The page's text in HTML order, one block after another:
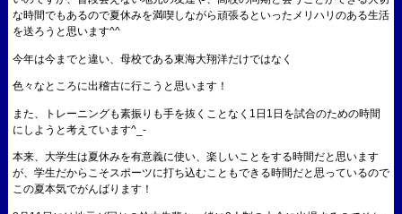
な時間でもあるので夏休みを満喫しながら頑張るといったメリハリのある生活
を送ろうと思います^^
今年は今までと違い、母校である東海大翔洋だけではなく
色々なところに出稽古に行こうと思います！
また、トレーニングも素振りも手を抜くことなく1日1日を試合のための時間
にしようと考えています‎^_-
本来、大学生は夏休みを有意義に使い、楽しいことをする時間だと思います
が、学生だからこそスポーツに打ち込むこともできる時間だと思っているので
この夏本気でがんばります！